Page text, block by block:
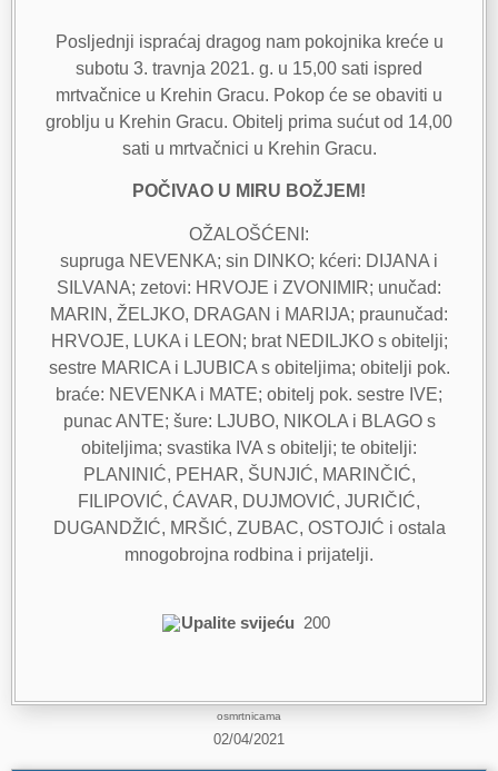
Posljednji ispraćaj dragog nam pokojnika kreće u
subotu 3. travnja 2021. g. u 15,00 sati ispred
mrtvačnice u Krehin Gracu. Pokop će se obaviti u
groblju u Krehin Gracu. Obitelj prima sućut od 14,00
sati u mrtvačnici u Krehin Gracu.
POČIVAO U MIRU BOŽJEM!
OŽALOŠĆENI:
supruga NEVENKA; sin DINKO; kćeri: DIJANA i
SILVANA; zetovi: HRVOJE i ZVONIMIR; unučad:
MARIN, ŽELJKO, DRAGAN i MARIJA; praunučad:
HRVOJE, LUKA i LEON; brat NEDILJKO s obitelji;
sestre MARICA i LJUBICA s obiteljima; obitelji pok.
braće: NEVENKA i MATE; obitelj pok. sestre IVE;
punac ANTE; šure: LJUBO, NIKOLA i BLAGO s
obiteljima; svastika IVA s obitelji; te obitelji:
PLANINIĆ, PEHAR, ŠUNJIĆ, MARINČIĆ,
FILIPOVIĆ, ĆAVAR, DUJMOVIĆ, JURIČIĆ,
DUGANDŽIĆ, MRŠIĆ, ZUBAC, OSTOJIĆ i ostala
mnogobrojna rodbina i prijatelji.
Upalite svijeću 200
osmrtnicama
02/04/2021